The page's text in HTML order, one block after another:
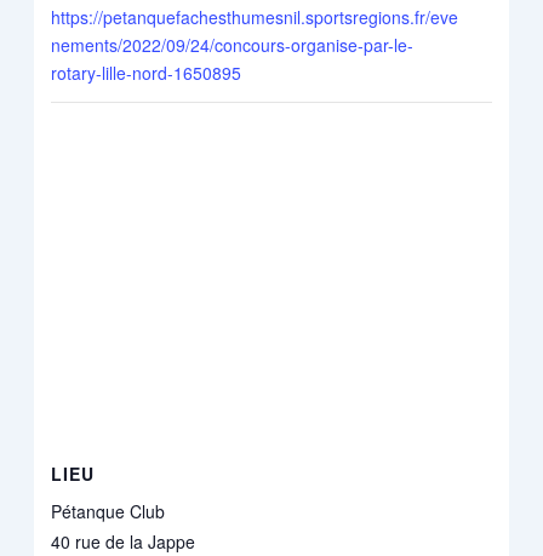
https://petanquefachesthumesnil.sportsregions.fr/eve
nements/2022/09/24/concours-organise-par-le-
rotary-lille-nord-1650895
LIEU
Pétanque Club
40 rue de la Jappe